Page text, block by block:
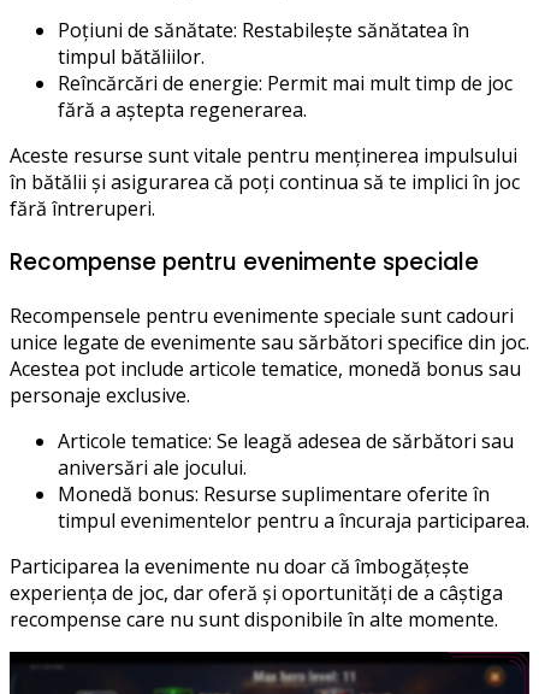
Poțiuni de sănătate: Restabilește sănătatea în
timpul bătăliilor.
Reîncărcări de energie: Permit mai mult timp de joc
fără a aștepta regenerarea.
Aceste resurse sunt vitale pentru menținerea impulsului
în bătălii și asigurarea că poți continua să te implici în joc
fără întreruperi.
Recompense pentru evenimente speciale
Recompensele pentru evenimente speciale sunt cadouri
unice legate de evenimente sau sărbători specifice din joc.
Acestea pot include articole tematice, monedă bonus sau
personaje exclusive.
Articole tematice: Se leagă adesea de sărbători sau
aniversări ale jocului.
Monedă bonus: Resurse suplimentare oferite în
timpul evenimentelor pentru a încuraja participarea.
Participarea la evenimente nu doar că îmbogățește
experiența de joc, dar oferă și oportunități de a câștiga
recompense care nu sunt disponibile în alte momente.